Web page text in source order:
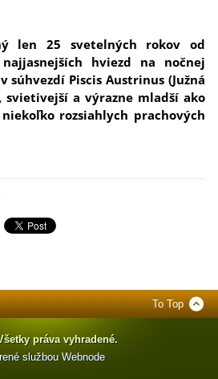
len 25 svetelných rokov od
hviezd na nočnej
súhvezdí Piscis Austrinus (Južná
a výrazne mladší ako
rozsiahlych prachových
To Top
práva vyhradené.
službouWebnode